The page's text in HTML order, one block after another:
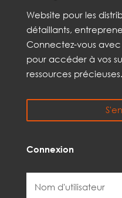
Website pour les
détaillants,
Connectez-vous
pour accéder à vos
ressources précieuses.
Connexion